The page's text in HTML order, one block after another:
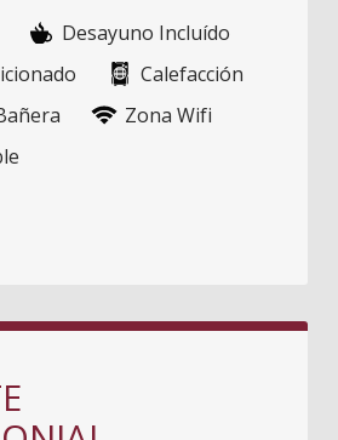
Desayuno Incluído
Calefacción
Zona Wifi